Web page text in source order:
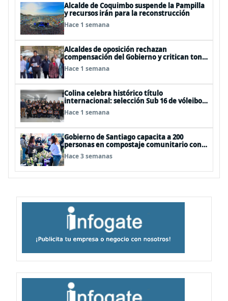
Alcalde de Coquimbo suspende la Pampilla
y recursos irán para la reconstrucción
Hace 1 semana
Alcaldes de oposición rechazan
compensación del Gobierno y critican tono
usado para descalificarlos
Hace 1 semana
Colina celebra histórico título
internacional: selección Sub 16 de vóleibol
campeona invicta en EEUU
Hace 1 semana
Gobierno de Santiago capacita a 200
personas en compostaje comunitario con
"Nos Compostamos Bien II"
Hace 3 semanas